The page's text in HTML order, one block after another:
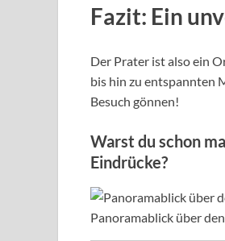
Fazit: Ein
Der Prater ist also ein
bis hin zu entspannten
Besuch gönnen!
Warst du schon
Eindrücke?
Panoramablick über